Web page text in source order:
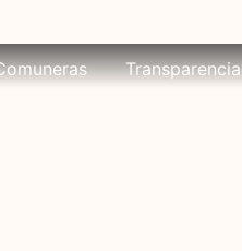
Transparencia